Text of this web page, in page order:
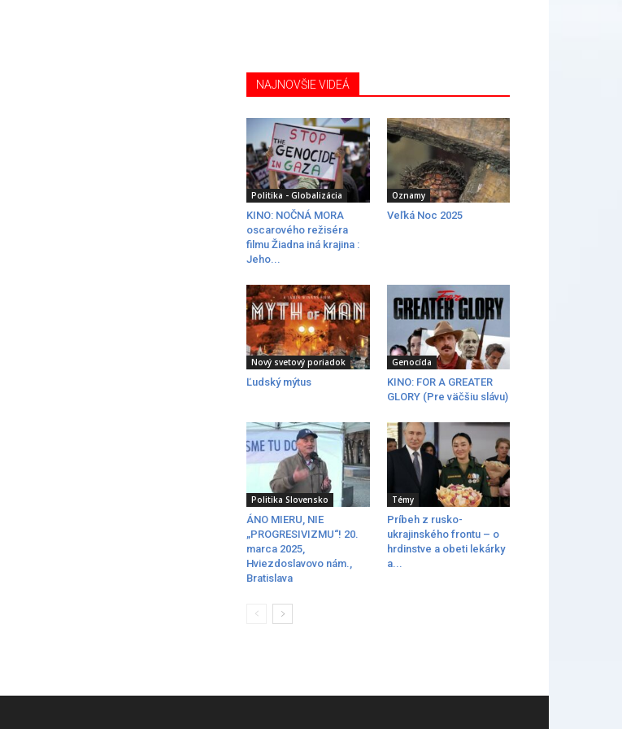
NAJNOVŠIE VIDEÁ
Politika - Globalizácia
KINO: NOČNÁ MORA
oscarového režiséra
filmu Žiadna iná krajina :
Jeho...
Oznamy
Veľká Noc 2025
Nový svetový poriadok
Ľudský mýtus
Genocída
KINO: FOR A GREATER
GLORY (Pre väčšiu slávu)
Politika Slovensko
ÁNO MIERU, NIE
„PROGRESIVIZMU“! 20.
marca 2025,
Hviezdoslavovo nám.,
Bratislava
Témy
Príbeh z rusko-
ukrajinského frontu – o
hrdinstve a obeti lekárky
a...